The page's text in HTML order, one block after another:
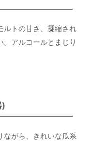
ルトの甘さ、凝縮され
。アルコールとまじり
)
ながら、きれいな瓜系